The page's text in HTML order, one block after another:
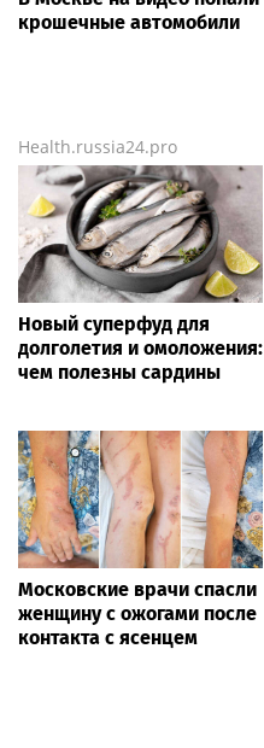
крошечные автомобили
Health.russia24.pro
Новый суперфуд для
долголетия и омоложения:
чем полезны сардины
Московские врачи спасли
женщину с ожогами после
контакта с ясенцем